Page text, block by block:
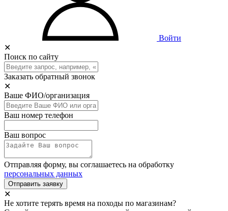
Войти
✕
Поиск по сайту
Заказать обратный звонок
✕
Ваше ФИО/организация
Ваш номер телефон
Ваш вопрос
Отправляя форму, вы соглашаетесь на обработку
персональных данных
Отправить заявку
✕
Не хотите терять время на походы по магазинам?